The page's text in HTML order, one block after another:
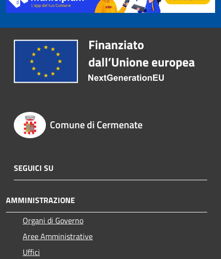
Comune di Cermenate
SEGUICI SU
AMMINISTRAZIONE
Organi di Governo
Aree Amministrative
Uffici